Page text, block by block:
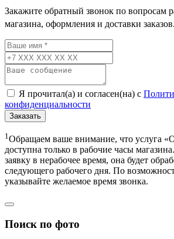
Закажите обратный звонок по вопросам
магазина, оформления и доставки заказов.
Я прочитал(а) и согласен(на) с
конфиденциальности
Заказать
1 Обращаем ваше внимание, что услуга
доступна только в рабочие часы
заявку в нерабочее время, она будет
следующего рабочего дня. По
указывайте желаемое время звонка.
Поиск по фото